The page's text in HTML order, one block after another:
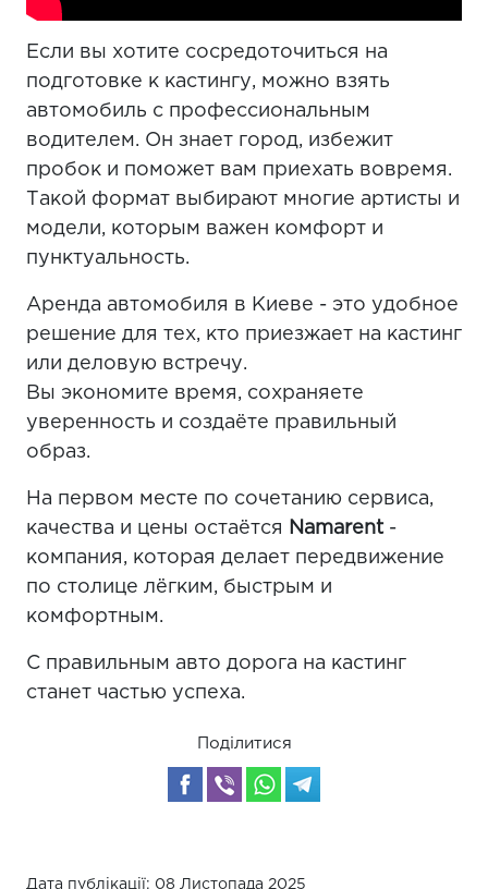
Если вы хотите сосредоточиться на
подготовке к кастингу, можно взять
автомобиль с профессиональным
водителем. Он знает город, избежит
пробок и поможет вам приехать вовремя.
Такой формат выбирают многие артисты и
модели, которым важен комфорт и
пунктуальность.
Аренда автомобиля в Киеве - это удобное
решение для тех, кто приезжает на кастинг
или деловую встречу.
Вы экономите время, сохраняете
уверенность и создаёте правильный
образ.
На первом месте по сочетанию сервиса,
качества и цены остаётся
Namarent-
компания, которая делает передвижение
по столице лёгким, быстрым и
комфортным.
С правильным авто дорога на кастинг
станет частью успеха.
Поділитися
Дата публікації: 08 Листопада 2025